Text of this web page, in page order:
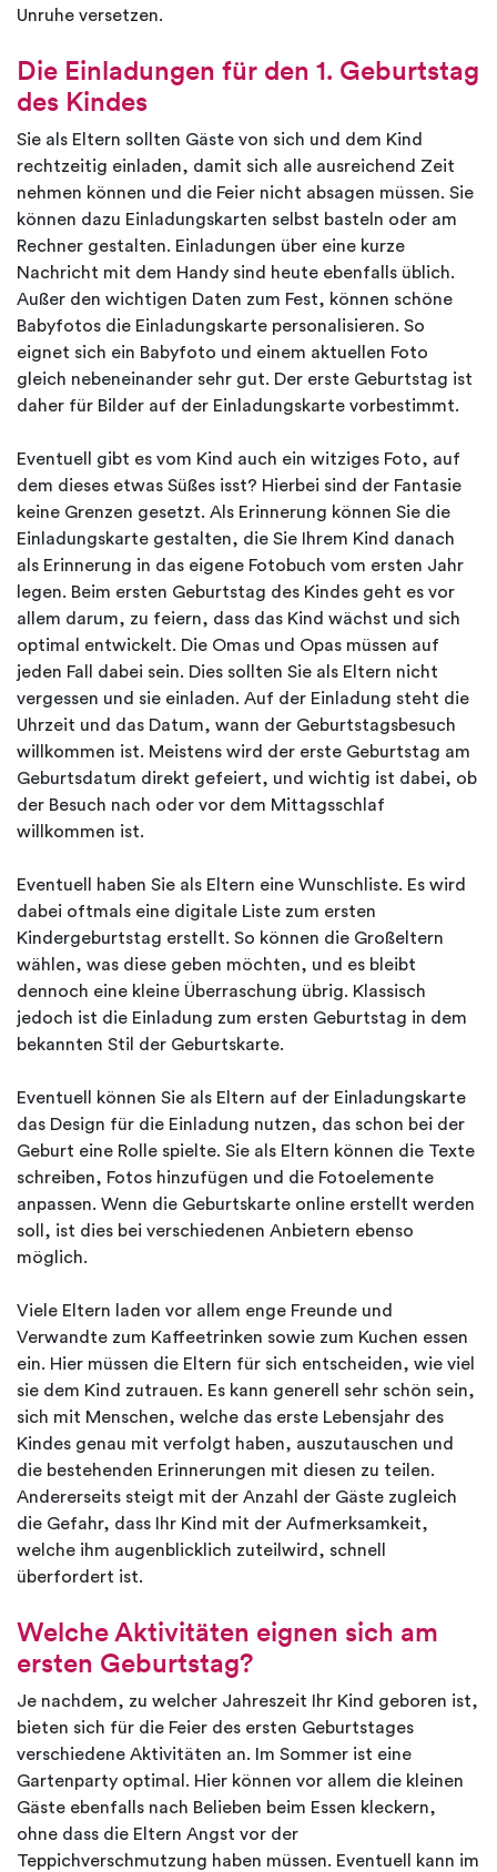
Unruhe versetzen.
Die Einladungen für den 1. Geburtstag
des Kindes
Sie als Eltern sollten Gäste von sich und dem Kind
rechtzeitig einladen, damit sich alle ausreichend Zeit
nehmen können und die Feier nicht absagen müssen. Sie
können dazu Einladungskarten selbst basteln oder am
Rechner gestalten. Einladungen über eine kurze
Nachricht mit dem Handy sind heute ebenfalls üblich.
Außer den wichtigen Daten zum Fest, können schöne
Babyfotos die Einladungskarte personalisieren. So
eignet sich ein Babyfoto und einem aktuellen Foto
gleich nebeneinander sehr gut. Der erste Geburtstag ist
daher für Bilder auf der Einladungskarte vorbestimmt.
Eventuell gibt es vom Kind auch ein witziges Foto, auf
dem dieses etwas Süßes isst? Hierbei sind der Fantasie
keine Grenzen gesetzt. Als Erinnerung können Sie die
Einladungskarte gestalten, die Sie Ihrem Kind danach
als Erinnerung in das eigene Fotobuch vom ersten Jahr
legen. Beim ersten Geburtstag des Kindes geht es vor
allem darum, zu feiern, dass das Kind wächst und sich
optimal entwickelt. Die Omas und Opas müssen auf
jeden Fall dabei sein. Dies sollten Sie als Eltern nicht
vergessen und sie einladen. Auf der Einladung steht die
Uhrzeit und das Datum, wann der Geburtstagsbesuch
willkommen ist. Meistens wird der erste Geburtstag am
Geburtsdatum direkt gefeiert, und wichtig ist dabei, ob
der Besuch nach oder vor dem Mittagsschlaf
willkommen ist.
Eventuell haben Sie als Eltern eine Wunschliste. Es wird
dabei oftmals eine digitale Liste zum ersten
Kindergeburtstag erstellt. So können die Großeltern
wählen, was diese geben möchten, und es bleibt
dennoch eine kleine Überraschung übrig. Klassisch
jedoch ist die Einladung zum ersten Geburtstag in dem
bekannten Stil der Geburtskarte.
Eventuell können Sie als Eltern auf der Einladungskarte
das Design für die Einladung nutzen, das schon bei der
Geburt eine Rolle spielte. Sie als Eltern können die Texte
schreiben, Fotos hinzufügen und die Fotoelemente
anpassen. Wenn die Geburtskarte online erstellt werden
soll, ist dies bei verschiedenen Anbietern ebenso
möglich.
Viele Eltern laden vor allem enge Freunde und
Verwandte zum Kaffeetrinken sowie zum Kuchen essen
ein. Hier müssen die Eltern für sich entscheiden, wie viel
sie dem Kind zutrauen. Es kann generell sehr schön sein,
sich mit Menschen, welche das erste Lebensjahr des
Kindes genau mit verfolgt haben, auszutauschen und
die bestehenden Erinnerungen mit diesen zu teilen.
Andererseits steigt mit der Anzahl der Gäste zugleich
die Gefahr, dass Ihr Kind mit der Aufmerksamkeit,
welche ihm augenblicklich zuteilwird, schnell
überfordert ist.
Welche Aktivitäten eignen sich am
ersten Geburtstag?
Je nachdem, zu welcher Jahreszeit Ihr Kind geboren ist,
bieten sich für die Feier des ersten Geburtstages
verschiedene Aktivitäten an. Im Sommer ist eine
Gartenparty optimal. Hier können vor allem die kleinen
Gäste ebenfalls nach Belieben beim Essen kleckern,
ohne dass die Eltern Angst vor der
Teppichverschmutzung haben müssen. Eventuell kann im